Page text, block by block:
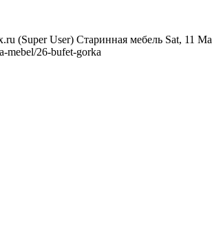
(Super User) Старинная мебель Sat, 11
mebel/26-bufet-gorka